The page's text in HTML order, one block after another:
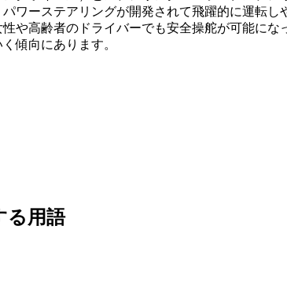
ワーステアリングが開発されて飛躍的に運転
や高齢者のドライバーでも安全操舵が可能にな
傾向にあります。
る用語